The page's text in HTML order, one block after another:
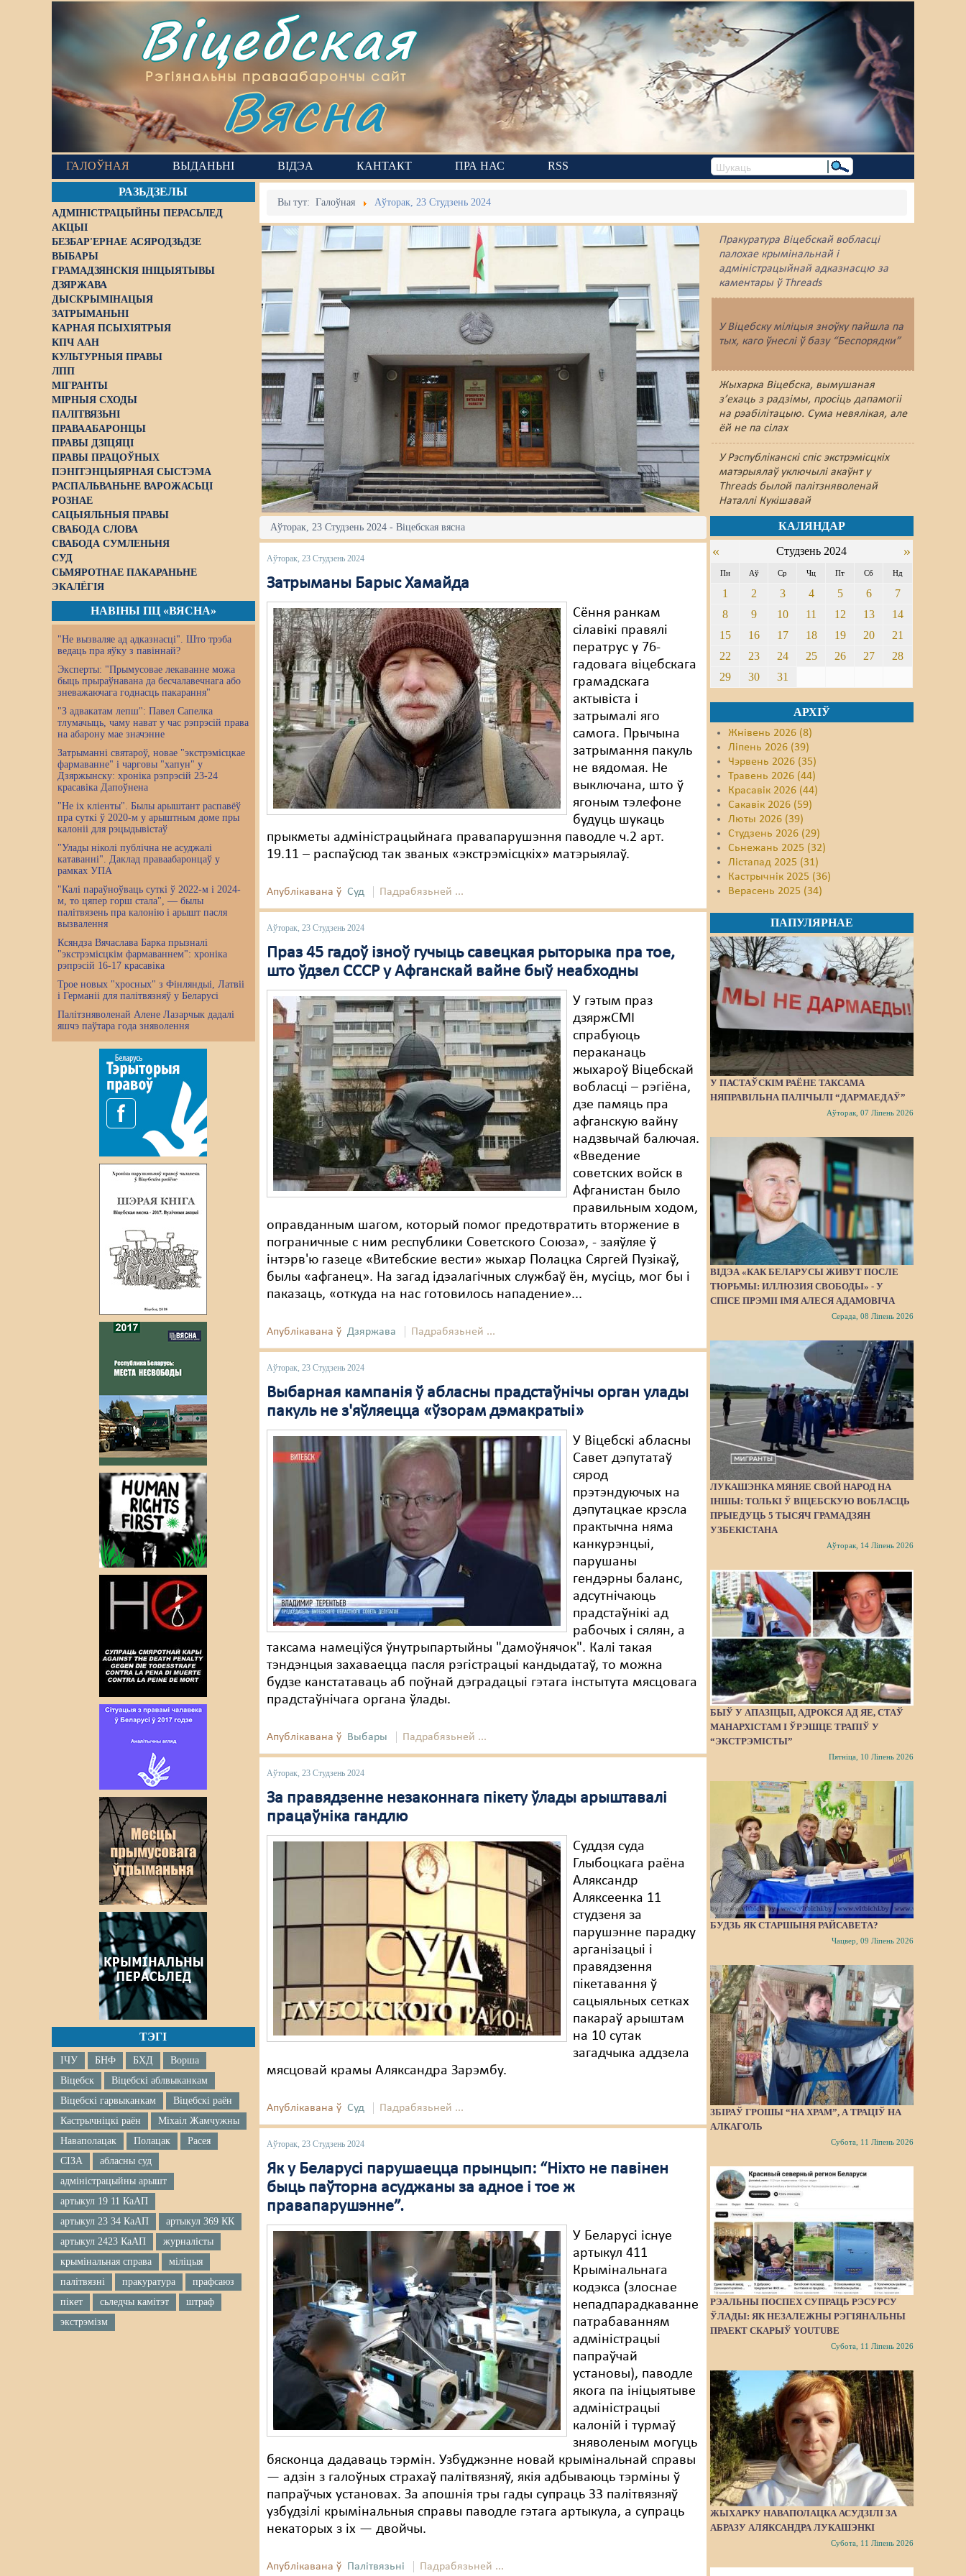
Віцебская
Рэгіянальны праваабарончы сайт
Вясна
ГАЛОЎНАЯ ВЫДАНЬНІ ВІДЭА КАНТАКТ ПРА НАС RSS
РАЗЬДЗЕЛЫ
АДМІНІСТРАЦЫЙНЫ ПЕРАСЬЛЕД
АКЦЫІ
БЕЗБАР'ЕРНАЕ АСЯРОДЗЬДЗЕ
ВЫБАРЫ
ГРАМАДЗЯНСКІЯ ІНІЦЫЯТЫВЫ
ДЗЯРЖАВА
ДЫСКРЫМІНАЦЫЯ
ЗАТРЫМАНЬНІ
КАРНАЯ ПСЫХІЯТРЫЯ
КПЧ ААН
КУЛЬТУРНЫЯ ПРАВЫ
ЛПП
МІГРАНТЫ
МІРНЫЯ СХОДЫ
ПАЛІТВЯЗЬНІ
ПРАВААБАРОНЦЫ
ПРАВЫ ДЗІЦЯЦІ
ПРАВЫ ПРАЦОЎНЫХ
ПЭНІТЭНЦЫЯРНАЯ СЫСТЭМА
РАСПАЛЬВАНЬНЕ ВАРОЖАСЬЦІ
РОЗНАЕ
САЦЫЯЛЬНЫЯ ПРАВЫ
СВАБОДА СЛОВА
СВАБОДА СУМЛЕНЬНЯ
СУД
СЬМЯРОТНАЕ ПАКАРАНЬНЕ
ЭКАЛЁГІЯ
НАВІНЫ ПЦ «ВЯСНА»
"Не вызваляе ад адказнасці". Што трэба
ведаць пра яўку з павіннай?
Эксперты: "Прымусовае лекаванне можа
быць прыраўнавана да бесчалавечнага або
зневажаючага годнасць пакарання"
"З адвакатам лепш": Павел Сапелка
тлумачыць, чаму нават у час рэпрэсій права
на абарону мае значэнне
Затрыманні святароў, новае "экстрэмісцкае
фармаванне" і чарговы "хапун" у
Дзяржынску: хроніка рэпрэсій 23-24
красавіка Дапоўнена
"Не іх кліенты". Былы арыштант распавёў
пра суткі ў 2020-м у арыштным доме пры
калоніі для рэцыдывістаў
"Улады ніколі публічна не асуджалі
катаванні". Даклад праваабаронцаў у
рамках УПА
"Калі параўноўваць суткі ў 2022-м і 2024-
м, то цяпер горш стала", — былы
палітвязень пра калонію і арышт пасля
вызвалення
Ксяндза Вячаслава Барка прызналі
"экстрэмісцкім фармаваннем": хроніка
рэпрэсій 16-17 красавіка
Трое новых "хросных" з Фінляндыі, Латвіі
і Германіі для палітвязняў у Беларусі
Палітзняволенай Алене Лазарчык дадалі
яшчэ паўтара года зняволення
ТЭГІ
ІЧУ БНФ БХД
Ворша
Віцебск
Віцебскі аблвыканкам
Віцебскі гарвыканкам
Віцебскі раён
Кастрычніцкі раён
Міхаіл Жамчужны
Наваполацак
Полацак
Расея
СІЗА
абласны суд
адміністрацыйны арышт
артыкул 19 11 КаАП
артыкул 23 34 КаАП
артыкул 369 КК
артыкул 2423 КаАП
журналісты
крымінальная справа
міліцыя
палітвязні
пракуратура
прафсаюз
пікет
сьледчы камітэт
штраф
экстрэмізм
Вы тут:Галоўная Аўторак, 23 Студзень 2024
Пракуратура Віцебскай вобласці
палохае крымінальнай і
адміністрацыйнай адказнасцю за
каментары ў Threads
У Віцебску міліцыя зноўку пайшлa па
тых, каго ўнеслі ў базу “Беспорядки”
Жыхарка Віцебска, вымушаная
з’ехаць з радзімы, просіць дапамогіі
на рэабілітацыю. Сума невялікая, але
ёй не па сілах
У Рэспубліканскі спіс экстрэмісцкіх
матэрыялаў уключылі акаўнт у
Threads былой палітзняволенай
Наталлі Кукішавай
Аўторак, 23 Студзень 2024 - Віцебская вясна
Аўторак, 23 Студзень 2024
Затрыманы Барыс Хамайда
Сёння ранкам
сілавікі правялі
ператрус у 76-
гадовага віцебскага
грамадскага
актывіста і
затрымалі яго
самога. Прычына
затрымання пакуль
не вядомая. Не
выключана, што ў
ягоным тэлефоне
будуць шукаць
прыкметы адміністрацыйнага правапарушэння паводле ч.2 арт.
19.11 – распаўсюд так званых «экстрэмісцкіх» матэрыялаў.
Апублікавана ў Суд Падрабязьней ...
Аўторак, 23 Студзень 2024
Праз 45 гадоў ізноў гучыць савецкая рыторыка пра тое,
што ўдзел СССР у Афганскай вайне быў неабходны
У гэтым праз
дзяржСМІ
спрабуюць
пераканаць
жыхароў Віцебскай
вобласці – рэгіёна,
дзе памяць пра
афганскую вайну
надзвычай балючая.
«Введение
советских войск в
Афганистан было
правильным ходом,
оправданным шагом, который помог предотвратить вторжение в
пограничные с ним республики Советского Союза», - заяўляе ў
інтэрв'ю газеце «Витебские вести» жыхар Полацка Сяргей Пузікаў,
былы «афганец». На загад ідэалагічных службаў ён, мусіць, мог бы і
паказаць, «откуда на нас готовилось нападение»...
Апублікавана ў Дзяржава Падрабязьней ...
Аўторак, 23 Студзень 2024
Выбарная кампанія ў абласны прадстаўнічы орган улады
пакуль не з'яўляецца «ўзорам дэмакратыі»
У Віцебскі абласны
Савет дэпутатаў
сярод
прэтэндуючых на
дэпутацкае крэсла
практычна няма
канкурэнцыі,
парушаны
гендэрны баланс,
адсутнічаюць
прадстаўнікі ад
рабочых і сялян, а
таксама намеціўся ўнутрыпартыйны "дамоўнячок". Калі такая
тэндэнцыя захаваецца пасля рэгістрацыі кандыдатаў, то можна
будзе канстатаваць аб поўнай дэградацыі гэтага інстытута мясцовага
прадстаўнічага органа ўлады.
Апублікавана ў Выбары Падрабязьней ...
Аўторак, 23 Студзень 2024
За правядзенне незаконнага пікету ўлады арыштавалі
працаўніка гандлю
Суддзя суда
Глыбоцкага раёна
Аляксандр
Аляксеенка 11
студзеня за
парушэнне парадку
арганізацыі і
правядзення
пікетавання ў
сацыяльных сетках
пакараў арыштам
на 10 сутак
загадчыка аддзела
мясцовай крамы Аляксандра Зарэмбу.
Апублікавана ў Суд Падрабязьней ...
Аўторак, 23 Студзень 2024
Як у Беларусі парушаецца прынцып: “Ніхто не павінен
быць паўторна асуджаны за адное і тое ж
правапарушэнне”.
У Беларусі існуе
артыкул 411
Крымінальнага
кодэкса (злоснае
непадпарадкаванне
патрабаванням
адміністрацыі
папраўчай
установы), паводле
якога па ініцыятыве
адміністрацыі
калоній і турмаў
зняволеным могуць
бясконца дадаваць тэрмін. Узбуджэнне новай крымінальнай справы
— адзін з галоўных страхаў палітвязняў, якія адбываюць тэрміны ў
папраўчых установах. За апошнія тры гады супраць 33 палітвязняў
узбудзілі крымінальныя справы паводле гэтага артыкула, а супраць
некаторых з іх — двойчы.
Апублікавана ў Палітвязьні Падрабязьней ...
КАЛЯНДАР
« Студзень 2024 »
Пн Аў Ср Чц Пт Сб Нд
1 2 3 4 5 6
7
8
9 10 11 12 13
14
15
16 17 18 19 20
21
22
23 24 25 26 27
28
29
30 31
АРХІЎ
Жнівень 2026 (8)
Ліпень 2026 (39)
Чэрвень 2026 (35)
Травень 2026 (44)
Красавік 2026 (44)
Сакавік 2026 (59)
Люты 2026 (39)
Студзень 2026 (29)
Сьнежань 2025 (32)
Лістапад 2025 (31)
Кастрычнік 2025 (36)
Верасень 2025 (34)
ПАПУЛЯРНАЕ
У ПАСТАЎСКІМ РАЁНЕ ТАКСАМА
НЯПРАВІЛЬНА ПАЛІЧЫЛІ “ДАРМАЕДАЎ”
Аўторак, 07 Ліпень 2026
ВІДЭА «КАК БЕЛАРУСЫ ЖИВУТ ПОСЛЕ
ТЮРЬМЫ: ИЛЛЮЗИЯ СВОБОДЫ» - У
СПІСЕ ПРЭМІІ ІМЯ АЛЕСЯ АДАМОВІЧА
Серада, 08 Ліпень 2026
ЛУКАШЭНКА МЯНЯЕ СВОЙ НАРОД НА
ІНШЫ: ТОЛЬКІ Ў ВІЦЕБСКУЮ ВОБЛАСЦЬ
ПРЫЕДУЦЬ 5 ТЫСЯЧ ГРАМАДЗЯН
УЗБЕКІСТАНА
Аўторак, 14 Ліпень 2026
БЫЎ У АПАЗІЦЫІ, АДРОКСЯ АД ЯЕ, СТАЎ
МАНАРХІСТАМ І ЎРЭШЦЕ ТРАПІЎ У
“ЭКСТРЭМІСТЫ”
Пятніца, 10 Ліпень 2026
БУДЗЬ ЯК СТАРШЫНЯ РАЙСАВЕТА?
Чацвер, 09 Ліпень 2026
ЗБІРАЎ ГРОШЫ “НА ХРАМ”, А ТРАЦІЎ НА
АЛКАГОЛЬ
Субота, 11 Ліпень 2026
РЭАЛЬНЫ ПОСПЕХ СУПРАЦЬ РЭСУРСУ
ЎЛАДЫ: ЯК НЕЗАЛЕЖНЫ РЭГІЯНАЛЬНЫ
ПРАЕКТ СКАРЫЎ YOUTUBE
Субота, 11 Ліпень 2026
ЖЫХАРКУ НАВАПОЛАЦКА АСУДЗІЛІ ЗА
АБРАЗУ АЛЯКСАНДРА ЛУКАШЭНКІ
Субота, 11 Ліпень 2026